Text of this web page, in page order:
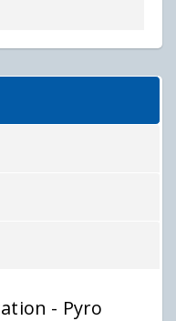
- Pyro